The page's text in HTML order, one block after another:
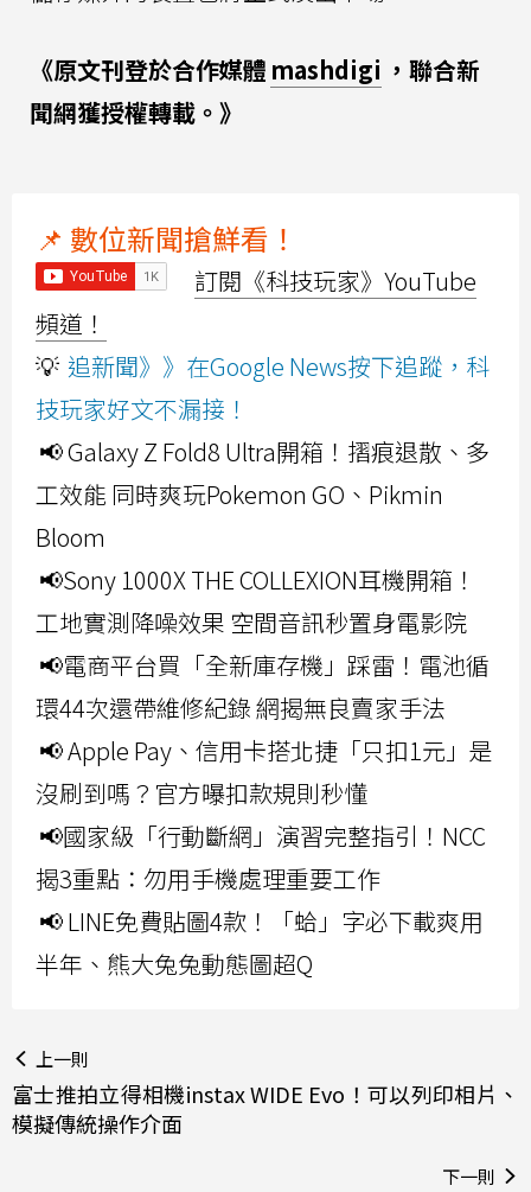
《原文刊登於合作媒體 mashdigi ，聯合新
聞網獲授權轉載。》
📌 數位新聞搶鮮看！
訂閱《科技玩家》YouTube
頻道！
💡 追新聞》》在Google News按下追蹤，科
技玩家好文不漏接！
📢 Galaxy Z Fold8 Ultra開箱！摺痕退散、多
工效能 同時爽玩Pokemon GO、Pikmin
Bloom
📢Sony 1000X THE COLLEXION耳機開箱！
工地實測降噪效果 空間音訊秒置身電影院
📢電商平台買「全新庫存機」踩雷！電池循
環44次還帶維修紀錄 網揭無良賣家手法
📢 Apple Pay、信用卡搭北捷「只扣1元」是
沒刷到嗎？官方曝扣款規則秒懂
📢國家級「行動斷網」演習完整指引！NCC
揭3重點：勿用手機處理重要工作
📢 LINE免費貼圖4款！「蛤」字必下載爽用
半年、熊大兔兔動態圖超Q
上一則
富士推拍立得相機instax WIDE Evo！可以列印相片、
模擬傳統操作介面
下一則